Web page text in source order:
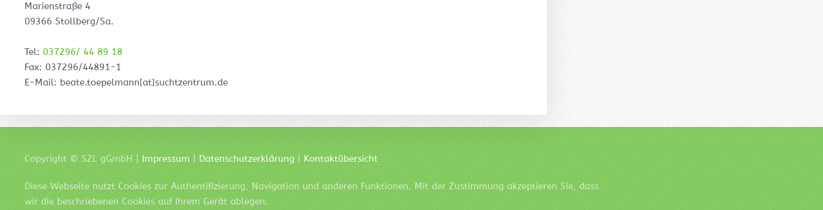
Marienstraße 4
09366 Stollberg/Sa.
Tel: 037296/ 44 89 18
Fax: 037296/44891-1
E-Mail: beate.toepelmann[at]suchtzentrum.de
Copyright © SZL gGmbH | Impressum Datenschutzerklärung Kontaktübersicht
Diese Webseite nutzt Cookies zur Authentifizierung, Navigation und anderen Funktionen. Mit der Zustimmung akzeptieren Sie, dass
wir die beschriebenen Cookies auf Ihrem Gerät ablegen.